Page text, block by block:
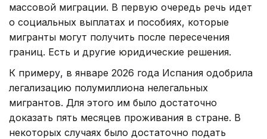
массовой миграции. В первую очередь речь идет
о социальных выплатах и пособиях, которые
мигранты могут получить после пересечения
границ. Есть и другие юридические решения.
К примеру, в январе 2026 года Испания одобрила
легализацию полумиллиона нелегальных
мигрантов. Для этого им было достаточно
доказать пять месяцев проживания в стране. В
некоторых случаях было достаточно подать